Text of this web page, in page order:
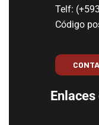
Telf:
Código